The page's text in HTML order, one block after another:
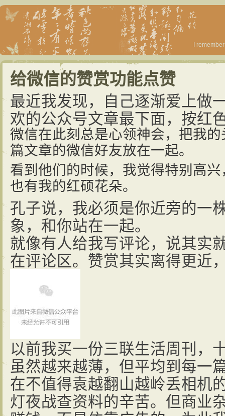
I
给微信的赞赏功能点赞
最近我发现，自己逐渐爱上做
欢的公众号文章最下面，按红
微信在此刻总是心领神会，把我
篇文章的微信好友放在一起。
看到他们的时候，我觉得特别高
也有我的红硕花朵。
孔子说，我必须是你近旁的一
象，和你站在一起。
就像有人给我写评论，说其实
在评论区。赞赏其实离得更近
以前我买一份三联生活周刊，
虽然越来越薄，但平均到每一
在不值得袁越翻山越岭丢相机
灯夜战查资料的辛苦。但商业